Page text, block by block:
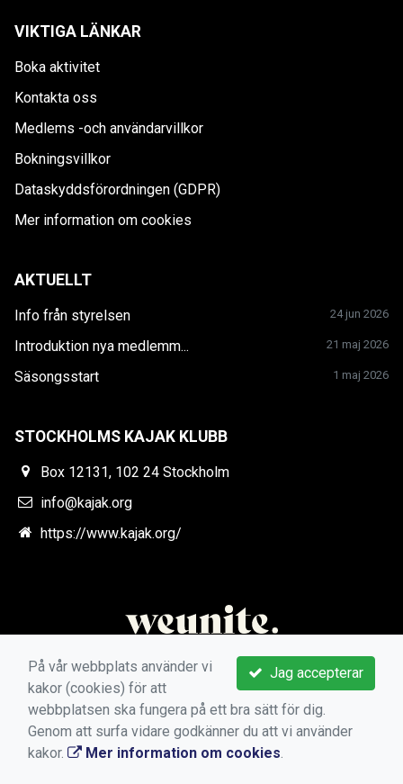
VIKTIGA LÄNKAR
Boka aktivitet
Kontakta oss
Medlems -och användarvillkor
Bokningsvillkor
Dataskyddsförordningen (GDPR)
Mer information om cookies
AKTUELLT
Info från styrelsen 24 jun 2026
Introduktion nya medlemm... 21 maj 2026
Säsongsstart 1 maj 2026
STOCKHOLMS KAJAK KLUBB
Box 12131, 102 24 Stockholm
info@kajak.org
https://www.kajak.org/
Jag accepterar
På vår webbplats använder vi
kakor (cookies) för att
webbplatsen ska fungera på ett bra sätt för dig.
Genom att surfa vidare godkänner du att vi använder
kakor.
Mer information om cookies.